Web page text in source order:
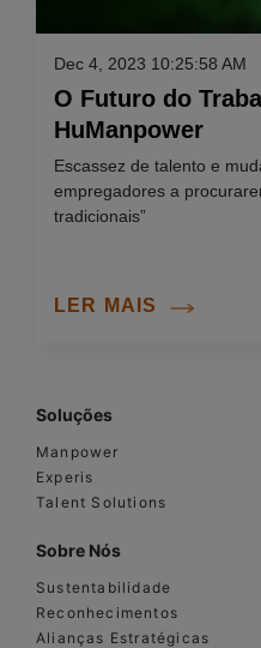
Dec 4, 2023 10:25:58 AM
O Futuro do
HuManpower
Escassez de talento e
empregadores a
tradicionais”
LER MAIS
Soluções
Manpower
Experis
Talent Solutions
Sobre Nós
Sustentabilidade
Reconhecimentos
Alianças Estratégicas